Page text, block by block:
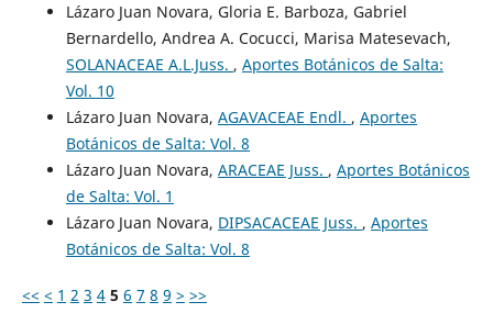
Lázaro Juan Novara, Gloria E. Barboza, Gabriel
Bernardello, Andrea A. Cocucci, Marisa Matesevach,
SOLANACEAE A.L.Juss. , Aportes Botánicos de Salta:
Vol. 10
Lázaro Juan Novara, AGAVACEAE Endl. , Aportes
Botánicos de Salta: Vol. 8
Lázaro Juan Novara, ARACEAE Juss. , Aportes Botánicos
de Salta: Vol. 1
Lázaro Juan Novara, DIPSACACEAE Juss. , Aportes
Botánicos de Salta: Vol. 8
<< < 1 2 3 4 5 6 7 8 9 > >>